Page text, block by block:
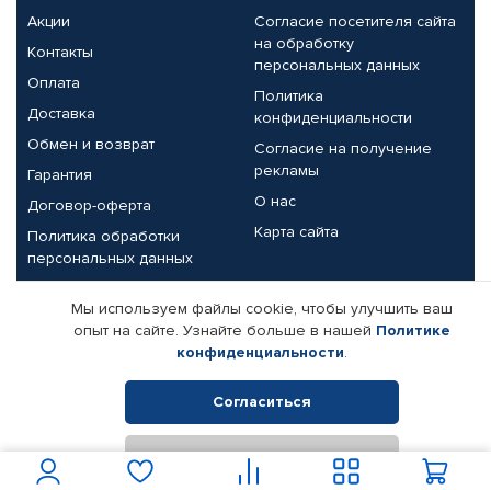
Акции
Контакты
Оплата
Доставка
Обмен и возврат
Гарантия
Договор-оферта
Политика обработки
персональных данных
Согласие посетителя сайта
на обработку
персональных данных
Политика
конфиденциальности
Согласие на получение
рекламы
О нас
Карта сайта
Партнерам
Корпоративным клиентам
Поставщикам
Реквизиты компании
© КАМАЗ ЦЕНТР ДОНЕЦК, 2015-2026. Все права защищены.
Интернет-магазин автомобильных товаров Автопрофи.
Мы используем файлы cookie, чтобы улучшить ваш
опыт на сайте. Узнайте больше в нашей Политике
конфиденциальности.
Согласиться
Отклонить